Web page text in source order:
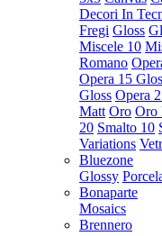
Decori In
Fregi Gloss
Miscele 10
Romano
Opera 15
Gloss Opera
Matt Oro Oro
20 Smalto 10
Variations
Bluezone
Glossy
Bonaparte
Mosaics
Brennero